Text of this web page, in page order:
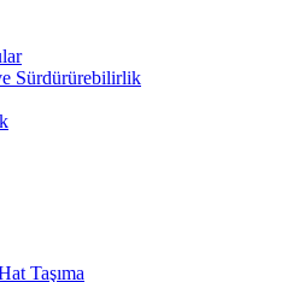
Sürdürürebilirlik
Taşıma